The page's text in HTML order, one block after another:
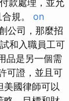
規。 on
公司，那麼招
和入職員工可
品是另一個需
可證，並且可
國律師可以